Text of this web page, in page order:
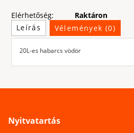
Elérhetőség:
Raktáron
Leírás
Vélemények (0)
20L-es habarcs vödör
Nyitvatartás